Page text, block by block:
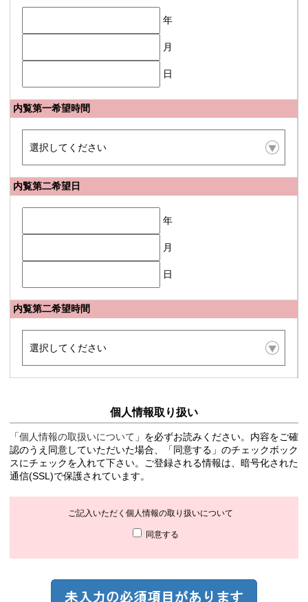
年
月
日
内覧第一希望時間
内覧第二希望日
年
月
日
内覧第二希望時間
個人情報取り扱い
「個人情報の取扱いについて 」を必ずお読みください。内容をご確
認のうえ同意していただいた場合、「同意する」のチェックボック
スにチェックを入れて下さい。ご登録される情報は、暗号化された
通信(SSL)で保護されています。
ご記入いただく個人情報の取り扱いについて
同意する